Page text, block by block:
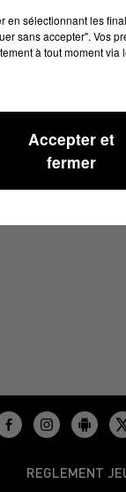
REGLEMENT
en sélectionnant les
sans accepter". Vos
à tout moment
Accepter et
fermer